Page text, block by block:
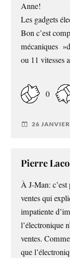
Anne!
Les gadgets
Bon c’est
mécaniques
ou 11 vitesses
0
26
Pierre
À J-Man:
ventes qui
impatiente
l’électronique
ventes.
que